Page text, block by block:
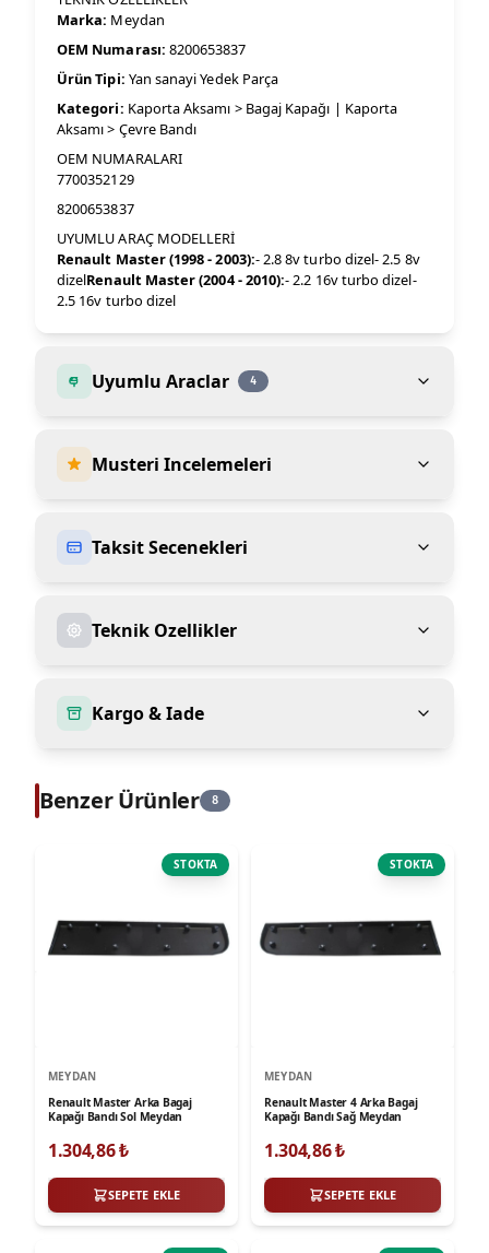
Marka: Meydan
OEM Numarası: 8200653837
Ürün Tipi: Yan sanayi Yedek Parça
Kategori: Kaporta Aksamı > Bagaj Kapağı | Kaporta
Aksamı > Çevre Bandı
OEM NUMARALARI
7700352129
8200653837
UYUMLU ARAÇ MODELLERİ
Renault Master (1998 - 2003):- 2.8 8v turbo dizel- 2.5 8v
dizelRenault Master (2004 - 2010):- 2.2 16v turbo dizel-
2.5 16v turbo dizel
Uyumlu Araclar 4
Musteri Incelemeleri
Taksit Secenekleri
Teknik Ozellikler
Kargo & Iade
Benzer Ürünler 8
STOKTA
MEYDAN
Renault Master Arka Bagaj
Kapağı Bandı Sol Meydan
1.304,86₺
SEPETE EKLE
STOKTA
MEYDAN
Renault Master 4 Arka Bagaj
Kapağı Bandı Sağ Meydan
1.304,86₺
SEPETE EKLE